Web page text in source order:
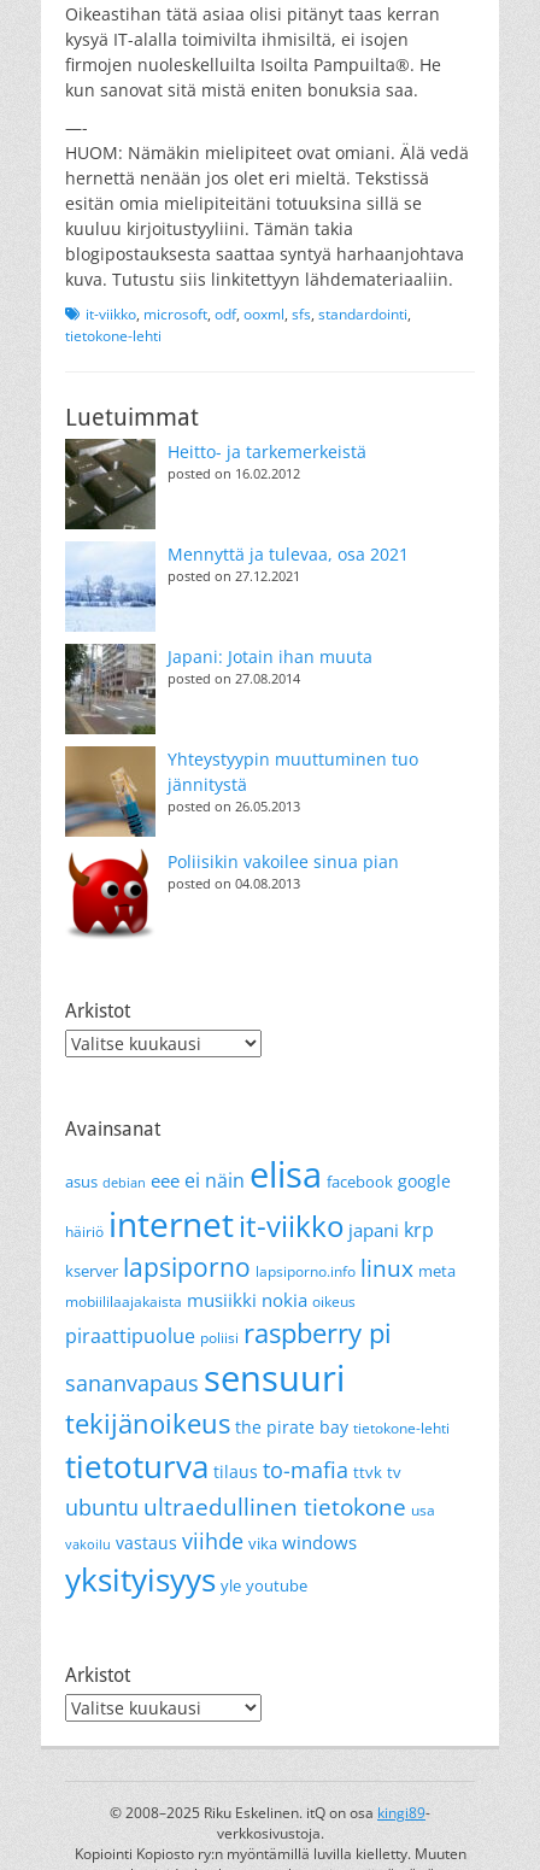
Oikeastihan tätä asiaa olisi pitänyt taas kerran
kysyä IT-alalla toimivilta ihmisiltä, ei isojen
firmojen nuoleskelluilta Isoilta Pampuilta®. He
kun sanovat sitä mistä eniten bonuksia saa.
—-
HUOM: Nämäkin mielipiteet ovat omiani. Älä vedä
hernettä nenään jos olet eri mieltä. Tekstissä
esitän omia mielipiteitäni totuuksina sillä se
kuuluu kirjoitustyyliini. Tämän takia
blogipostauksesta saattaa syntyä harhaanjohtava
kuva. Tutustu siis linkitettyyn lähdemateriaaliin.
Tagsit-viikko, microsoft, odf, ooxml, sfs, standardointi,
tietokone-lehti
Luetuimmat
Heitto- ja tarkemerkeistä
posted on 16.02.2012
Mennyttä ja tulevaa, osa 2021
posted on 27.12.2021
Japani: Jotain ihan muuta
posted on 27.08.2014
Yhteystyypin muuttuminen tuo
jännitystä
posted on 26.05.2013
Poliisikin vakoilee sinua pian
posted on 04.08.2013
Arkistot
Arkistot
Avainsanat
asus debian eee ei näin elisa facebook google
häiriö internetit-viikko japani krp
kserver lapsiporno lapsiporno.info linux meta
mobiililaajakaista musiikki nokia oikeus
piraattipuolue poliisi raspberry pi
sananvapaus sensuuri
tekijänoikeus the pirate bay tietokone-lehti
tietoturva tilaus to-mafia ttvk tv
ubuntu ultraedullinen tietokone usa
vakoilu vastaus viihde vika windows
yksityisyys yle youtube
Arkistot
Arkistot
© 2008–2025 Riku Eskelinen. itQ on osa kingi89-
verkkosivustoja.
Kopiointi Kopiosto ry:n myöntämillä luvilla kielletty. Muuten